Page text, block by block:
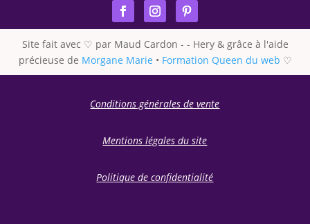
Site fait avec ♡ par Maud Cardon - - Hery & grâce à l'aide
précieuse de Morgane Marie • Formation Queen du web ♡
Conditions générales de vente
Mentions légales du site
Politique de confidentialité